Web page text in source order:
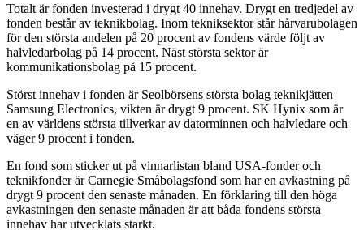
Totalt är fonden investerad i drygt 40 innehav. Drygt en tredjedel av
fonden består av teknikbolag. Inom tekniksektor står hårvarubolagen
för den största andelen på 20 procent av fondens värde följt av
halvledarbolag på 14 procent. Näst största sektor är
kommunikationsbolag på 15 procent.
Störst innehav i fonden är Seolbörsens största bolag teknikjätten
Samsung Electronics, vikten är drygt 9 procent. SK Hynix som är
en av världens största tillverkar av datorminnen och halvledare och
väger 9 procent i fonden.
En fond som sticker ut på vinnarlistan bland USA-fonder och
teknikfonder är Carnegie Småbolagsfond som har en avkastning på
drygt 9 procent den senaste månaden. En förklaring till den höga
avkastningen den senaste månaden är att båda fondens största
innehav har utvecklats starkt.